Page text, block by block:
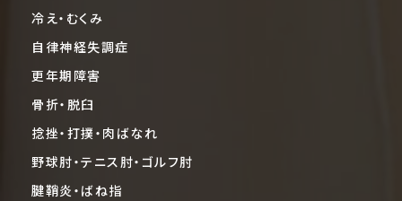
冷え・むくみ
自律神経失調症
更年期障害
骨折・脱臼
捻挫・打撲・肉ばなれ
野球肘・テニス肘・ゴルフ肘
腱鞘炎・ばね指